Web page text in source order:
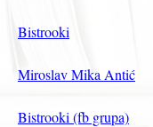
Bistrooki
Miroslav Mika Antić
Bistrooki (fb grupa)